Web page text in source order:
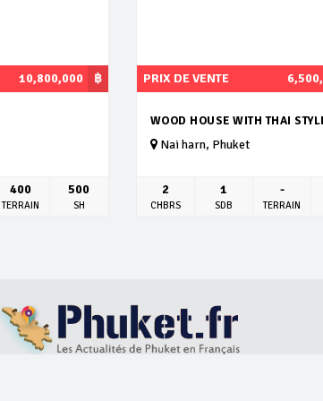
฿
10,800,000
400
TERRAIN
500
SH
PRIX DE VENTE
WOOD HOUSE WITH THAI
Nai harn, Phuket
2
CHBRS
1
SDB
-
TERRAIN